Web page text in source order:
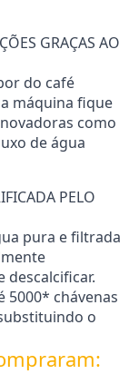
GRAÇAS AO
do café
máquina fique
como
de água
PELO
pura e filtrada
descalcificar.
5000* chávenas
o